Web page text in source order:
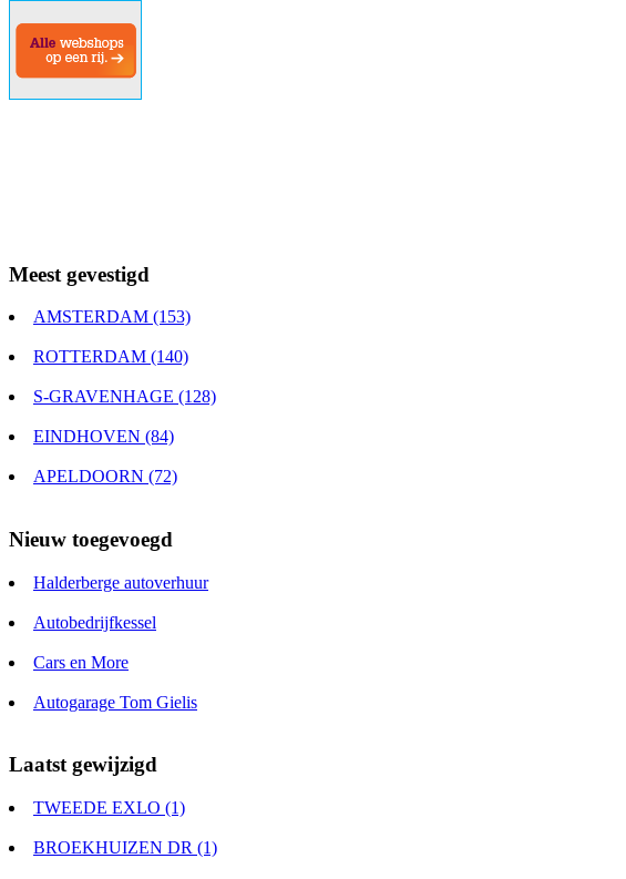
Meest gevestigd
AMSTERDAM (153)
ROTTERDAM (140)
S-GRAVENHAGE (128)
EINDHOVEN (84)
APELDOORN (72)
Nieuw toegevoegd
Halderberge autoverhuur
Autobedrijfkessel
Cars en More
Autogarage Tom Gielis
Laatst gewijzigd
TWEEDE EXLO (1)
BROEKHUIZEN DR (1)